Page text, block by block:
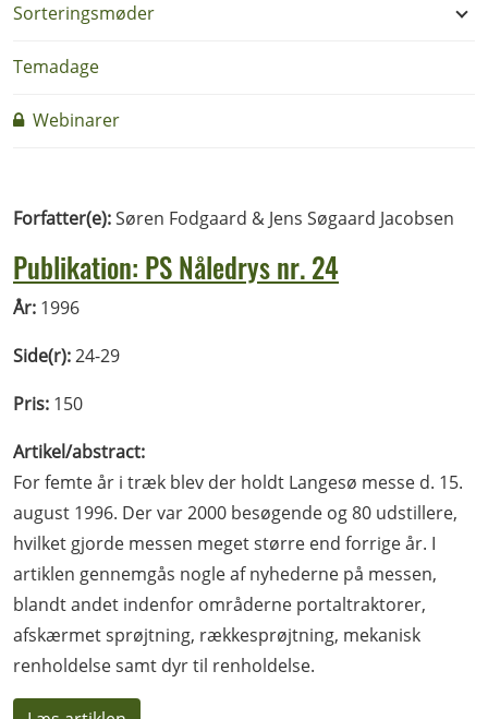
Sorteringsmøder
Temadage
Webinarer
Forfatter(e):Søren Fodgaard & Jens Søgaard Jacobsen
Publikation: PS Nåledrys nr. 24
År: 1996
Side(r):24-29
Pris: 150
Artikel/abstract:
For femte år i træk blev der holdt Langesø messe d. 15.
august 1996. Der var 2000 besøgende og 80 udstillere,
hvilket gjorde messen meget større end forrige år. I
artiklen gennemgås nogle af nyhederne på messen,
blandt andet indenfor områderne portaltraktorer,
afskærmet sprøjtning, rækkesprøjtning, mekanisk
renholdelse samt dyr til renholdelse.